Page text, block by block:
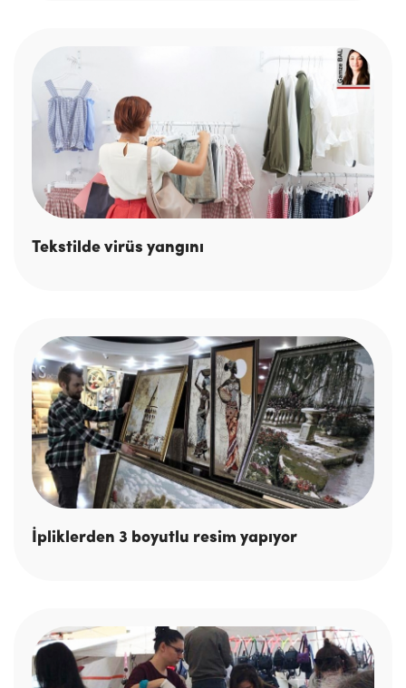
Tekstilde virüs yangını
İpliklerden 3 boyutlu resim yapıyor